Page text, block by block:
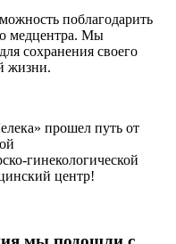
поблагодарить
медцентра. Мы
сохранения своего
жизни.
прошел путь от
гинекологической
центр!